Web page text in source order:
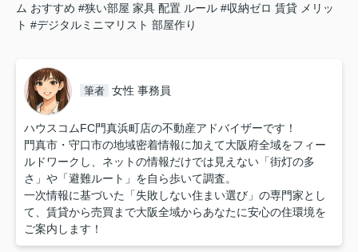
ム おすすめ #狭い部屋 家具 配置 ルール #収納ゼロ 賃貸 メリッ
ト #デジタルミニマリスト 部屋作り
筆者 女性 事務員
ハウスコムFC門真浜町店の不動産アドバイザーです！
門真市・守口市の地域密着情報に加えて大阪府全域をフィー
ルドワークし、ネットの情報だけでは見えない「街灯の多
さ」や「避難ルート」を自ら歩いて調査。
一次情報に基づいた「失敗しない住まい選び」の専門家とし
て、賃貸から売買まで大阪全域からあなたに安心の住環境を
ご案内します！